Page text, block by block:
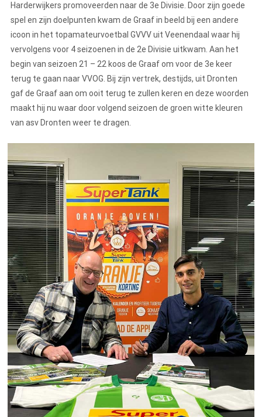
Harderwijkers promoveerden naar de 3e Divisie. Door zijn goede
spel en zijn doelpunten kwam de Graaf in beeld bij een andere
icoon in het topamateurvoetbal GVVV uit Veenendaal waar hij
vervolgens voor 4 seizoenen in de 2e Divisie uitkwam. Aan het
begin van seizoen 21 – 22 koos de Graaf om voor de 3e keer
terug te gaan naar VVOG. Bij zijn vertrek, destijds, uit Dronten
gaf de Graaf aan om ooit terug te zullen keren en deze woorden
maakt hij nu waar door volgend seizoen de groen witte kleuren
van asv Dronten weer te dragen.